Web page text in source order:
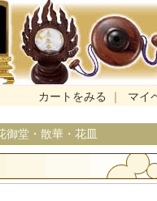
カートをみる ｜ マイ
御堂・散華・花皿